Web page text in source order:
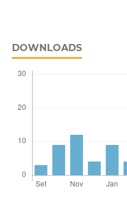
DOWNLOADS